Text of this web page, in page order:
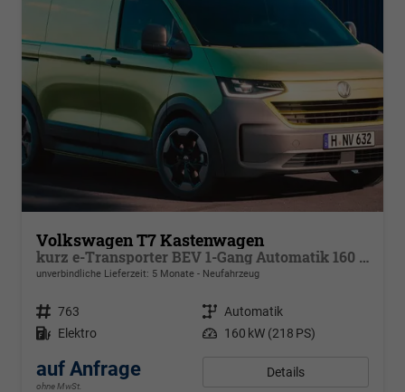
Volkswagen T7 Kastenwagen
kurz e-Transporter BEV 1-Gang Automatik 160 kW, Klimaautomatik für 1 Zone, Außenspiegel elektr. klappbar, Ladekabel 5 m Mode 3 Typ 2 31 A mit Tasche
unverbindliche Lieferzeit: 5 Monate Neufahrzeug
Fahrzeugnr. 763 Getriebe Automatik
Kraftstoff Elektro Leistung 160 kW (218 PS)
auf Anfrage
ohne MwSt.
Details